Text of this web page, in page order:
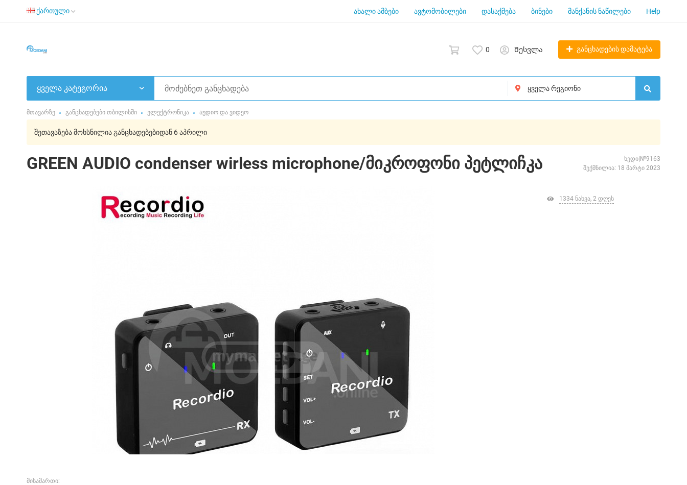
ქართული ახალი ამბები ავტომობილები დასაქმება ბინები მანქანის ნაწილები Help
0 Შესვლა განცხადების დამატება
ყველა კატეგორია
მთავარზე განცხადებები თბილისში ელექტრონიკა აუდიო და ვიდეო
შეთავაზება მოხსნილია განცხადებებიდან 6 აპრილი
GREEN AUDIO condenser wirless microphone/მიკროფონი პეტლიჩკა
ხედი|№9163
შექმნილია: 18 მარტი 2023
მისამართი:
1334 ნახვა, 2 დღეს